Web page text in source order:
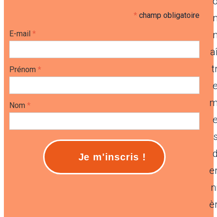
*champ obligatoire
E-mail *
Prénom *
Nom *